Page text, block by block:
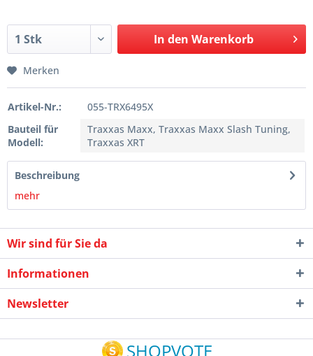
In den Warenkorb
Merken
Artikel-Nr.:
055-TRX6495X
Bauteil für
Modell:
Traxxas Maxx, Traxxas Maxx Slash Tuning,
Traxxas XRT
Beschreibung
mehr
Wir sind für Sie da
Informationen
Newsletter